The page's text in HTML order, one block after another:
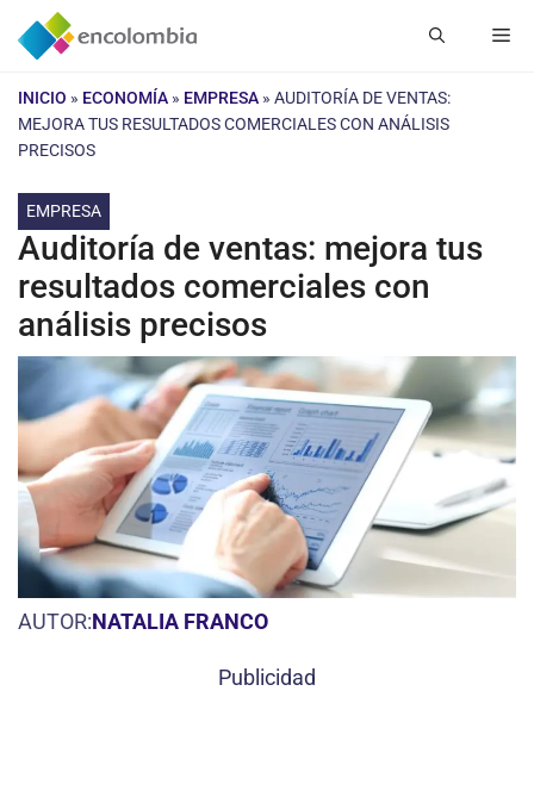
Saltar
INICIO » ECONOMÍA » EMPRESA » AUDITORÍA DE VENTAS:
MEJORA TUS RESULTADOS COMERCIALES CON ANÁLISIS
PRECISOS
EMPRESA
Auditoría de ventas: mejora tus
resultados comerciales con
análisis precisos
AUTOR:NATALIA FRANCO
Publicidad